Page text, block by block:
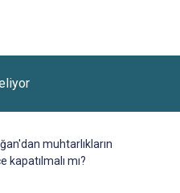
muhtarlıkların
kapatılmalı mı?